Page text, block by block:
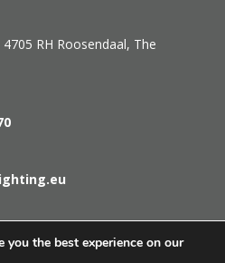
RH Roosendaal, The
the best experience on our